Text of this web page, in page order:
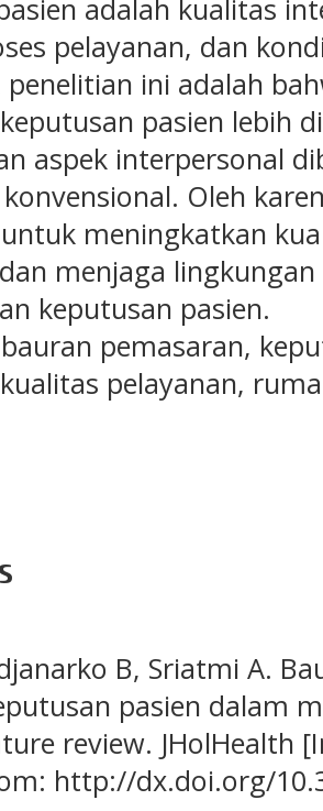
adalah kualitas
pelayanan, dan
penelitian ini adalah
pasien lebih
aspek interpersonal
Oleh
meningkatkan
menjaga
keputusan pasien.
pemasaran,
pelayanan,
B, Sriatmi A.
pasien dalam
review. JHolHealth
http://dx.doi.org/